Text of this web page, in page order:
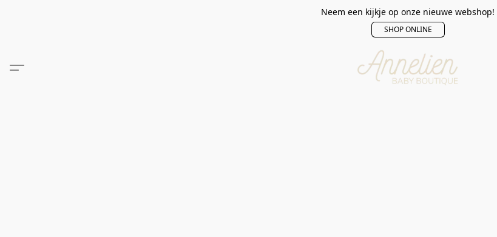
Neem een kijkje op onze nieuwe webshop!
SHOP ONLINE